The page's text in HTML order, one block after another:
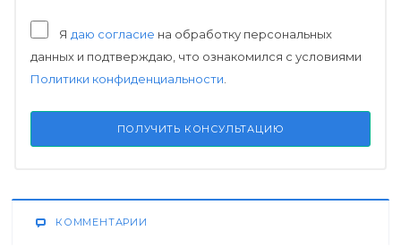
Я даю согласие на обработку персональных
данных и подтверждаю, что ознакомился с условиями
Политики конфиденциальности
ПОЛУЧИТЬ КОНСУЛЬТАЦИЮ
КОММЕНТАРИИ